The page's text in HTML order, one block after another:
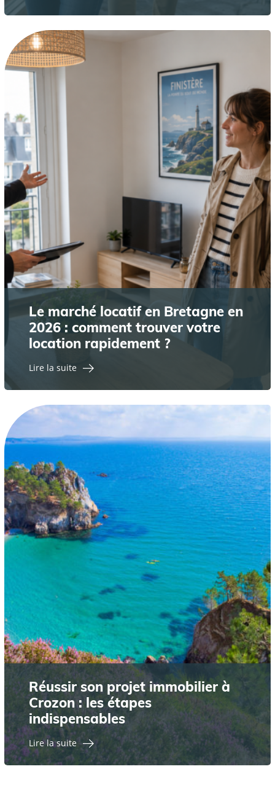
Le marché locatif en Bretagne en
2026 : comment trouver votre
location rapidement ?
Lire la suite
Réussir son projet immobilier à
Crozon : les étapes
indispensables
Lire la suite